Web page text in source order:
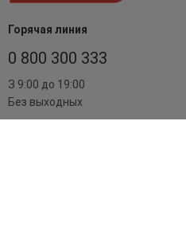
Горячая линия
0 800 300 333
З 9:00 до 19:00
Без выходных